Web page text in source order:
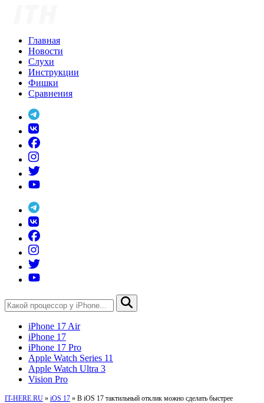
Главная
Новости
Слухи
Инструкции
Фишки
Сравнения
iPhone 17 Air
iPhone 17
iPhone 17 Pro
Apple Watch Series 11
Apple Watch Ultra 3
Vision Pro
IT-HERE.RU » iOS 17 » В iOS 17 тактильный отклик можно сделать быстрее